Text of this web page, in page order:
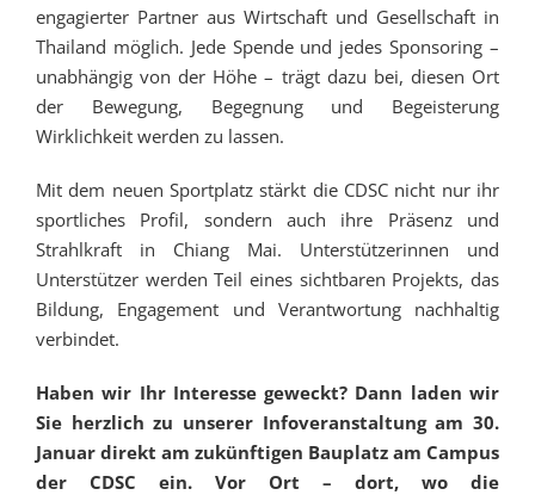
engagierter Partner aus Wirtschaft und Gesellschaft in
Thailand möglich. Jede Spende und jedes Sponsoring –
unabhängig von der Höhe – trägt dazu bei, diesen Ort
der Bewegung, Begegnung und Begeisterung
Wirklichkeit werden zu lassen.
Mit dem neuen Sportplatz stärkt die CDSC nicht nur ihr
sportliches Profil, sondern auch ihre Präsenz und
Strahlkraft in Chiang Mai. Unterstützerinnen und
Unterstützer werden Teil eines sichtbaren Projekts, das
Bildung, Engagement und Verantwortung nachhaltig
verbindet.
Haben wir Ihr Interesse geweckt? Dann laden wir
Sie herzlich zu unserer Infoveranstaltung am 30.
Januar direkt am zukünftigen Bauplatz am Campus
der CDSC ein. Vor Ort – dort, wo die